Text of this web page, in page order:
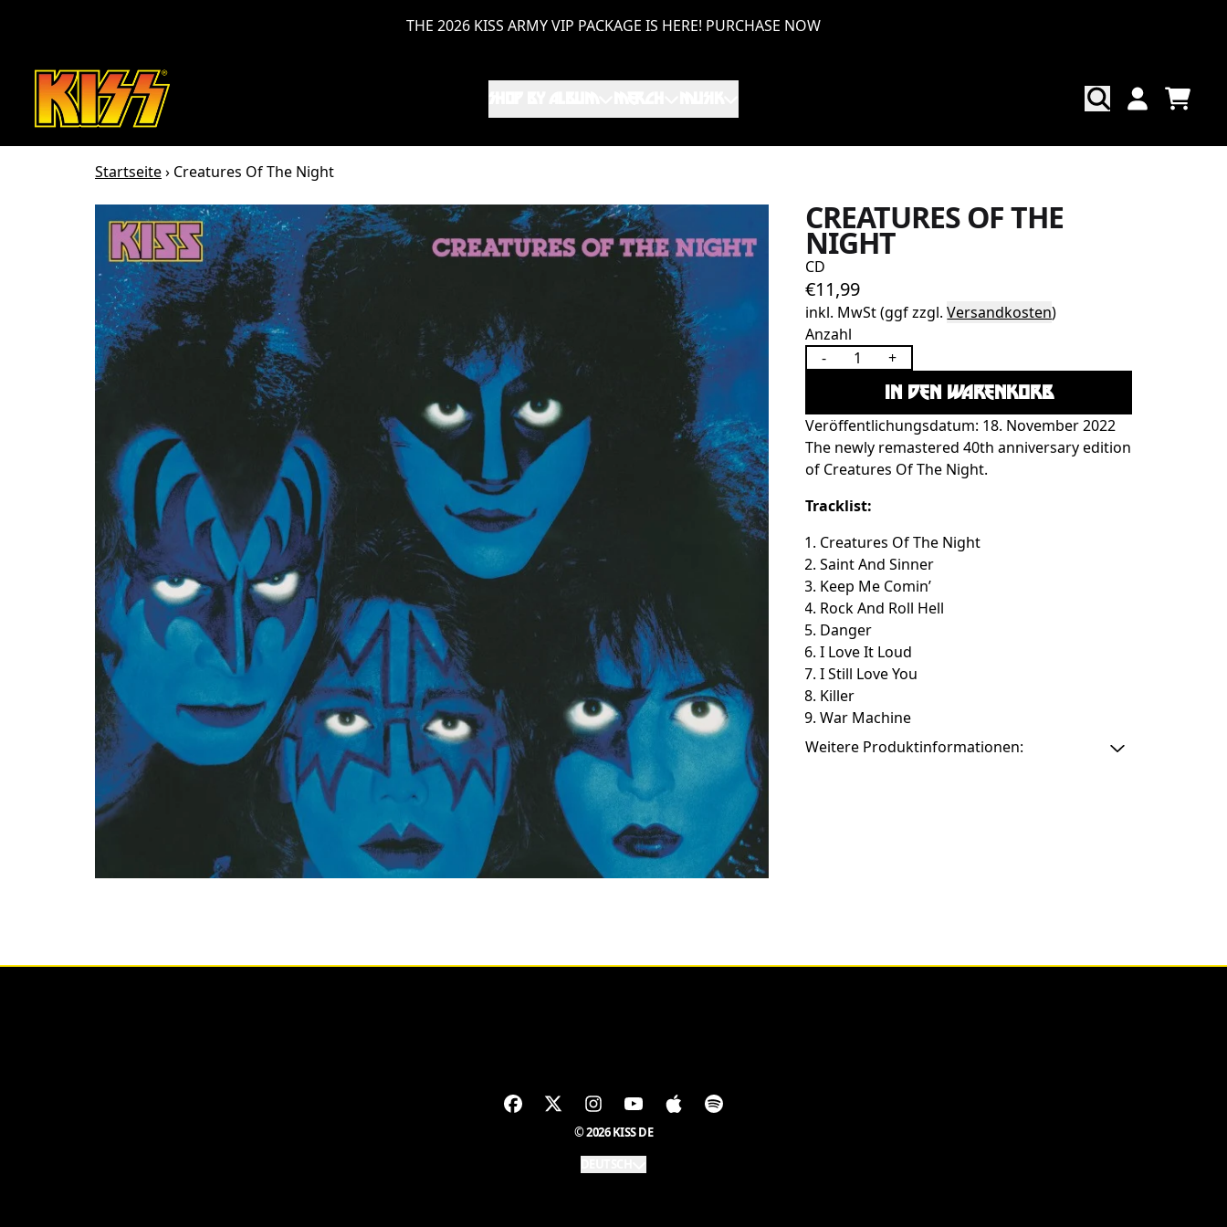
THE 2026 KISS ARMY VIP PACKAGE IS HERE! PURCHASE NOW
Startseite› Creatures Of The Night
Zu den Produktinformationen CREATURES OF THE
NIGHT
CD
€11,99
inkl. MwSt (ggf zzgl.Versandkosten)
Anzahl
-
+
IN DEN WARENKORB
Veröffentlichungsdatum: 18. November 2022
The newly remastered 40th anniversary edition
of Creatures Of The Night.
Tracklist:
Creatures Of The Night
Saint And Sinner
Keep Me Comin’
Rock And Roll Hell
Danger
I Love It Loud
I Still Love You
Killer
War Machine
Weitere Produktinformationen:
© 2026 KISS DE